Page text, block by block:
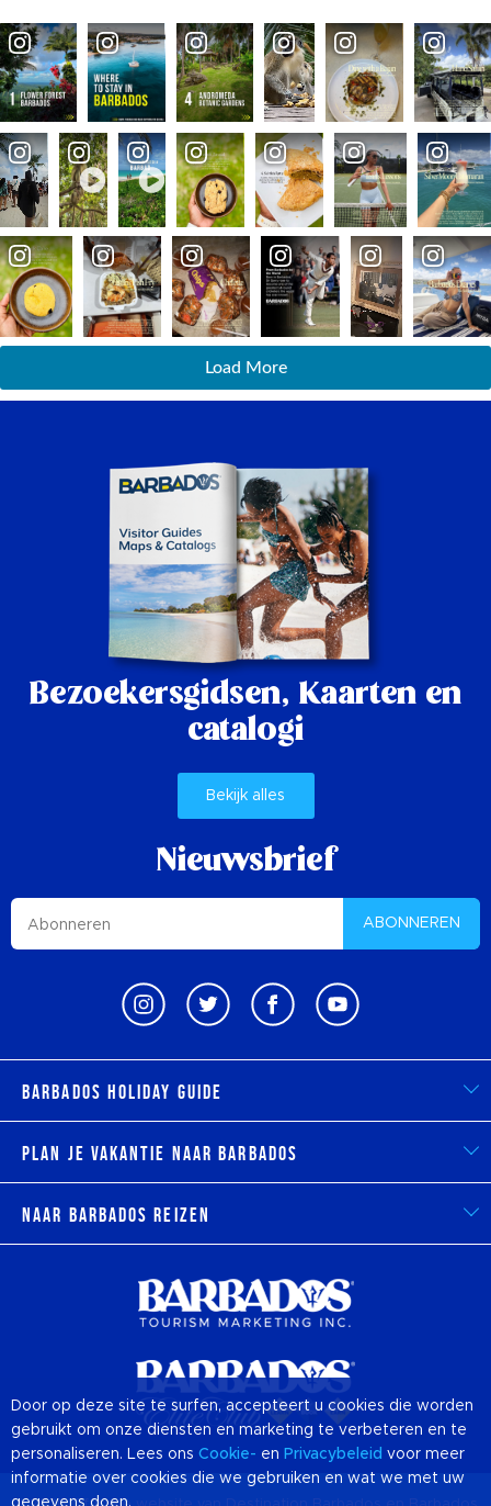
Load More
Bezoekersgidsen, Kaarten en
catalogi
Bekijk alles
Nieuwsbrief
ABONNEREN
Barbados Holiday Guide
Plan je vakantie naar Barbados
Naar Barbados reizen
Door op deze site te surfen, accepteert u cookies die worden
gebruikt om onze diensten en marketing te verbeteren en te
personaliseren. Lees ons Cookie- en Privacybeleid voor meer
informatie over cookies die we gebruiken en wat we met uw
gegevens doen.